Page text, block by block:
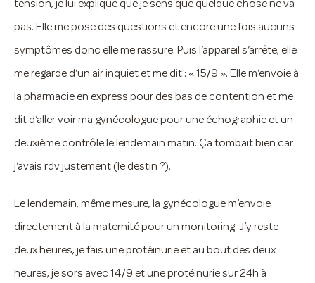
tension, je lui explique que je sens que quelque chose ne va
pas. Elle me pose des questions et encore une fois aucuns
symptômes donc elle me rassure. Puis l’appareil s’arrête, elle
me regarde d’un air inquiet et me dit : « 15/9 ». Elle m’envoie à
la pharmacie en express pour des bas de contention et me
dit d’aller voir ma gynécologue pour une échographie et un
deuxième contrôle le lendemain matin. Ça tombait bien car
j’avais rdv justement (le destin ?).
Le lendemain, même mesure, la gynécologue m’envoie
directement à la maternité pour un monitoring. J’y reste
deux heures, je fais une protéinurie et au bout des deux
heures, je sors avec 14/9 et une protéinurie sur 24h à